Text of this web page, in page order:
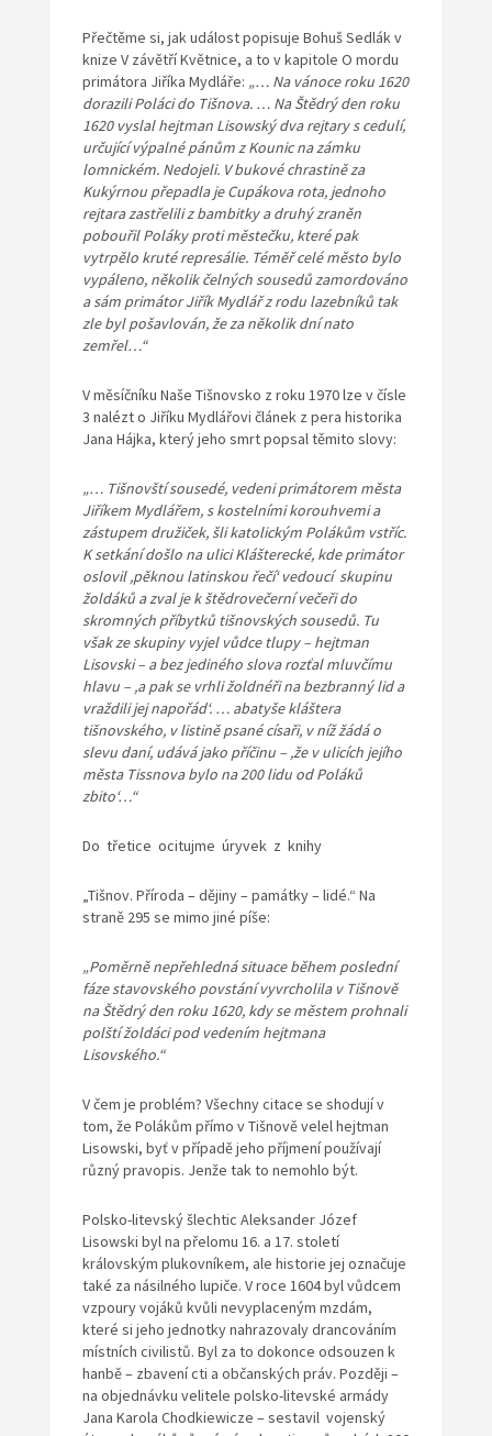
Přečtěme si, jak událost popisuje Bohuš Sedlák v
knize V závětří Květnice, a to v kapitole O mordu
primátora Jiříka Mydláře: „… Na vánoce roku 1620
dorazili Poláci do Tišnova. … Na Štědrý den roku
1620 vyslal hejtman Lisowský dva rejtary s cedulí,
určující výpalné pánům z Kounic na zámku
lomnickém. Nedojeli. V bukové chrastině za
Kukýrnou přepadla je Cupákova rota, jednoho
rejtara zastřelili z bambitky a druhý zraněn
pobouřil Poláky protiměstečku, které pak
vytrpělo kruté represálie. Téměř celé město bylo
vypáleno, několik čelných sousedů zamordováno
a sám primátor Jiřík Mydlář z rodu lazebníků tak
zle byl pošavlován, že za několik dní nato
zemřel…“
V měsíčníku Naše Tišnovsko z roku 1970 lze v čísle
3 nalézt o Jiříku Mydlářovi článek z pera historika
Jana Hájka, který jeho smrt popsal těmito slovy:
„… Tišnovští sousedé, vedeni primátorem města
Jiříkem Mydlářem, s kostelními korouhvemi a
zástupem družiček, šli katolickým Polákům vstříc.
K setkání došlo na ulici Klášterecké, kde primátor
oslovil ,pěknou latinskou řečí‘ vedoucí skupinu
žoldáků a zval je k štědrovečerní večeři do
skromných příbytků tišnovských sousedů. Tu
však ze skupiny vyjel vůdce tlupy – hejtman
Lisovski – a bez jediného slova rozťal mluvčímu
hlavu – ,a pak se vrhli žoldnéři na bezbranný lid a
vraždili jej napořád‘. … abatyše kláštera
tišnovského, v listině psané císaři, v níž žádá o
slevu daní, udává jako příčinu – ,že v ulicích jejího
města Tissnova bylo na 200 lidu od Poláků
zbito‘…“
Do třetice ocitujme úryvek z knihy
„Tišnov. Příroda – dějiny – památky – lidé.“ Na
straně 295 se mimo jiné píše:
„Poměrně nepřehledná situace během poslední
fáze stavovského povstání vyvrcholila v Tišnově
na Štědrý den roku 1620, kdy se městem prohnali
polští žoldáci pod vedením hejtmana
Lisovského.“
V čem je problém? Všechny citace se shodují v
tom, že Polákům přímo v Tišnově velel hejtman
Lisowski, byť v případě jeho příjmení používají
různý pravopis. Jenže tak to nemohlo být.
Polsko-litevský šlechtic Aleksander Józef
Lisowski byl na přelomu 16. a 17. století
královským plukovníkem, ale historie jej označuje
také za násilného lupiče. V roce 1604 byl vůdcem
vzpoury vojáků kvůli nevyplaceným mzdám,
které si jeho jednotky nahrazovaly drancováním
místních civilistů. Byl za to dokonce odsouzen k
hanbě – zbavení cti a občanských práv. Později –
na objednávku velitele polsko-litevské armády
Jana Karola Chodkiewicze – sestavil vojenský